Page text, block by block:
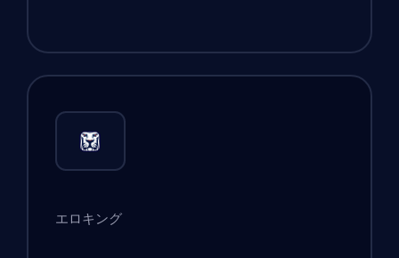
エロキング